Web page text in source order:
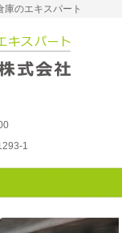
庫のエキスパート
1